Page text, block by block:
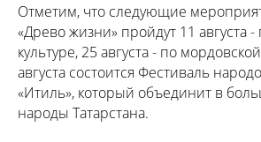
Отметим, что следующие
«Древо жизни» пройдут 11 августа
культуре, 25 августа - по
августа состоится Фестиваль
«Итиль», который объединит в
народы Татарстана.